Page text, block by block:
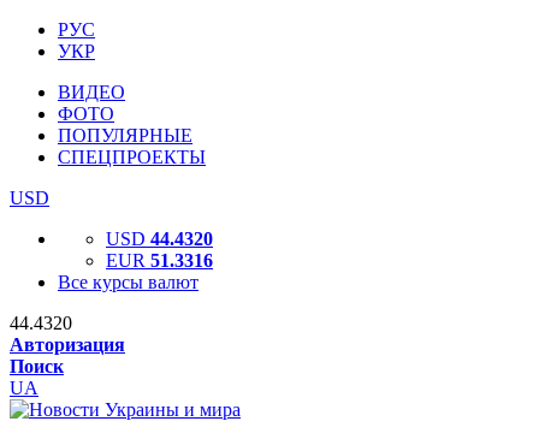
РУС
УКР
ВИДЕО
ФОТО
ПОПУЛЯРНЫЕ
СПЕЦПРОЕКТЫ
USD
USD 44.4320
EUR 51.3316
Все курсы валют
44.4320
Авторизация
Поиск
UA